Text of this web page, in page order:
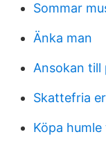
Sommar
Änka man
Ansokan till
Skattefria
Köpa humle